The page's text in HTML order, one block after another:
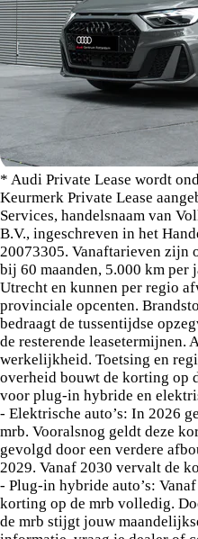
* Audi Private Lease wordt
Keurmerk Private Lease
Services, handelsnaam van
B.V., ingeschreven in het
20073305. Vanaftarieven zijn
bij 60 maanden, 5.000 km per
Utrecht en kunnen per regio
provinciale opcenten.
bedraagt de tussentijdse
de resterende leasetermijnen.
werkelijkheid. Toetsing en
overheid bouwt de korting op
voor plug-in hybride en
- Elektrische auto’s: In 2026
mrb. Vooralsnog geldt deze
gevolgd door een verdere
2029. Vanaf 2030 vervalt de
- Plug-in hybride auto’s:
korting op de mrb volledig.
de mrb stijgt jouw